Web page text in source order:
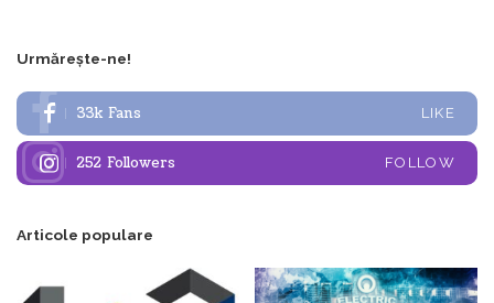
Urmărește-ne!
33k Fans LIKE
252 Followers FOLLOW
Articole populare